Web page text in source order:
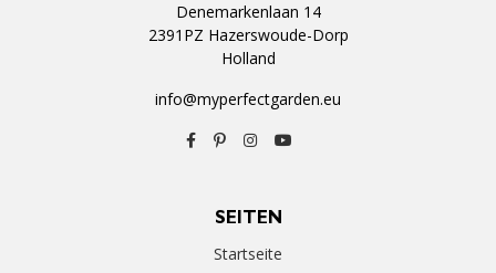
Denemarkenlaan 14
2391PZ Hazerswoude-Dorp
Holland
info@myperfectgarden.eu
SEITEN
Startseite